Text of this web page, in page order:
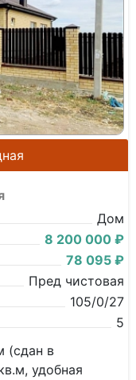
Дом
8 200 000 ₽
78 095 ₽
Пред чистовая
105/0/27
5
(сдан в
удобная